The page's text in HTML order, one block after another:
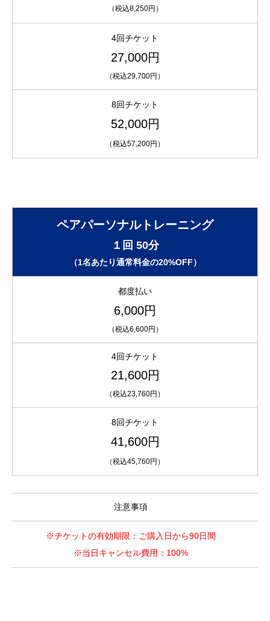
（税込8,250円）
4回チケット
27,000円
（税込29,700円）
8回チケット
52,000円
（税込57,200円）
ペアパーソナルトレーニング
１回 50分
（1名あたり通常料金の20%OFF）
都度払い
6,000円
（税込6,600円）
4回チケット
21,600円
（税込23,760円）
8回チケット
41,600円
（税込45,760円）
注意事項
※チケットの有効期限：ご購入日から90日間
※当日キャンセル費用：100%